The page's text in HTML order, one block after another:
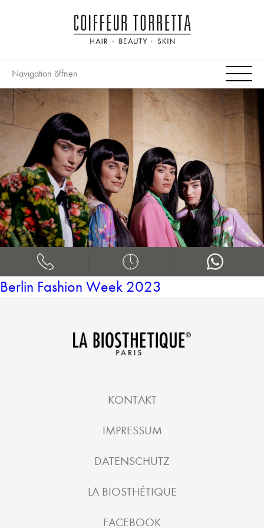
Navigation öffnen
Berlin Fashion Week 2023
KONTAKT
IMPRESSUM
DATENSCHUTZ
LA BIOSTHÉTIQUE
FACEBOOK